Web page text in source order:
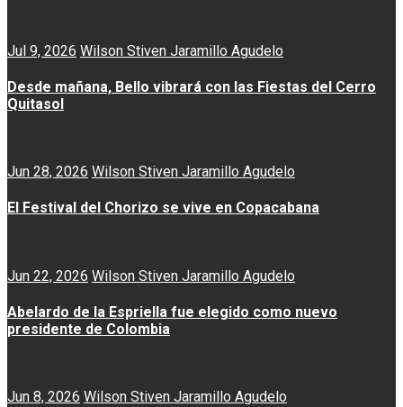
Jul 9, 2026 Wilson Stiven Jaramillo Agudelo
Desde mañana, Bello vibrará con las Fiestas del Cerro
Quitasol
Jun 28, 2026 Wilson Stiven Jaramillo Agudelo
El Festival del Chorizo se vive en Copacabana
Jun 22, 2026 Wilson Stiven Jaramillo Agudelo
Abelardo de la Espriella fue elegido como nuevo
presidente de Colombia
Jun 8, 2026 Wilson Stiven Jaramillo Agudelo